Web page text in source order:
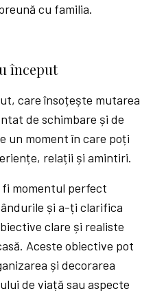
cu familia.
început
care însoțește mutarea
de schimbare și de
un moment în care poți
relații și amintiri.
fi momentul perfect
și a-ți clarifica
clare și realiste
Aceste obiective pot
și decorarea
de viață sau aspecte